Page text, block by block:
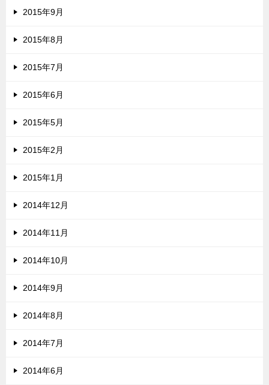
2015年9月
2015年8月
2015年7月
2015年6月
2015年5月
2015年2月
2015年1月
2014年12月
2014年11月
2014年10月
2014年9月
2014年8月
2014年7月
2014年6月